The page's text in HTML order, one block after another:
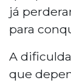
já
para
A
que